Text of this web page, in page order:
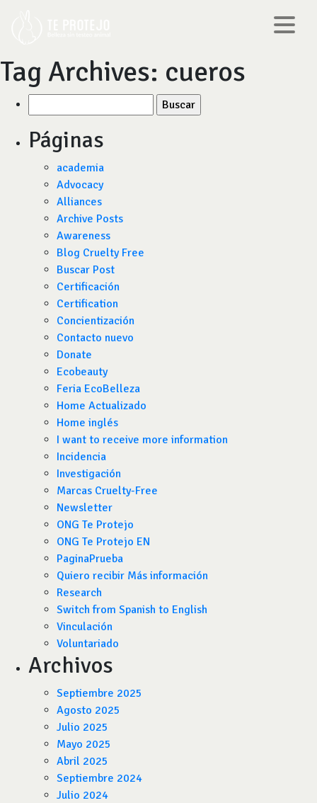
Tag Archives: cueros
por:
Páginas
academia
Advocacy
Alliances
Archive Posts
Awareness
Blog Cruelty Free
Buscar Post
Certificación
Certification
Concientización
Contacto nuevo
Donate
Ecobeauty
Feria EcoBelleza
Home Actualizado
Home inglés
I want to receive more information
Incidencia
Investigación
Marcas Cruelty-Free
Newsletter
ONG Te Protejo
ONG Te Protejo EN
PaginaPrueba
Quiero recibir Más información
Research
Switch from Spanish to English
Vinculación
Voluntariado
Archivos
Septiembre 2025
Agosto 2025
Julio 2025
Mayo 2025
Abril 2025
Septiembre 2024
Julio 2024